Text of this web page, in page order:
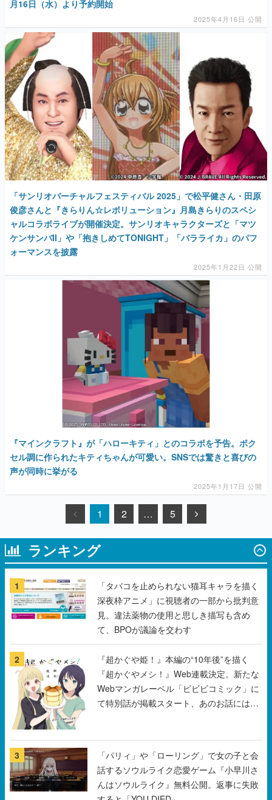
月16日（水）より予約開始
2025年4月16日 公開
「サンリオバーチャルフェスティバル 2025」で松平健さん・田原
俊彦さんと『きらりん☆レボリューション』月島きらりのスペシ
ャルコラボライブが開催決定。サンリオキャラクターズと「マツ
ケンサンバII」や「抱きしめてTONIGHT」「バラライカ」のパフ
ォーマンスを披露
2025年1月22日 公開
『マインクラフト』が「ハローキティ」とのコラボを予告。ボク
セル調に作られたキティちゃんが可愛い。SNSでは驚きと喜びの
声が同時に挙がる
2025年1月17日 公開
1 2 … 5
ランキング
1
「タバコを止められない猫耳キャラを描く
深夜枠アニメ」に視聴者の一部から批判意
見。違法薬物の使用と思しき描写も含め
て、BPOが議論を交わす
2
『超かぐや姫！』本編の“10年後”を描く
『超かぐやメシ！』Web連載決定。新たな
Webマンガレーベル「ビビビコミック」に
て特別話が掲載スタート、あのお話には…
3
「パリィ」や「ローリング」で女の子と会
話するソウルライク恋愛ゲーム『小早川さ
んはソウルライク』無料公開。返事に失敗